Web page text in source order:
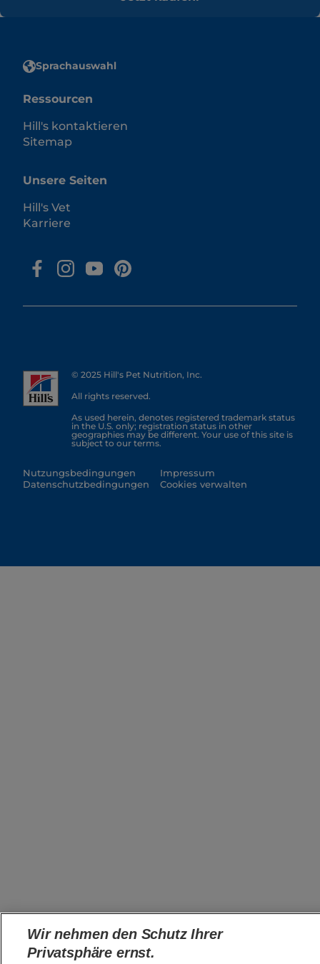
Sprachauswahl
Ressourcen
Hill's kontaktieren
Sitemap
Unsere Seiten
Hill's Vet
Karriere
© 2025 Hill's Pet Nutrition, Inc.
All rights reserved.
As used herein, denotes registered trademark status
in the U.S. only; registration status in other
geographies may be different. Your use of this site is
subject to our terms.
Nutzungsbedingungen
Datenschutzbedingungen
Impressum
Cookies verwalten
Wir nehmen den Schutz Ihrer
Privatsphäre ernst.